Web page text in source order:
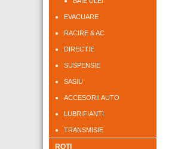
EVACUARE
RACIRE & AC
DIRECTIE
SUSPENSIE
SASIU
ACCESORII AUTO
LUBRIFIANTI
TRANSMISIE
ROTI